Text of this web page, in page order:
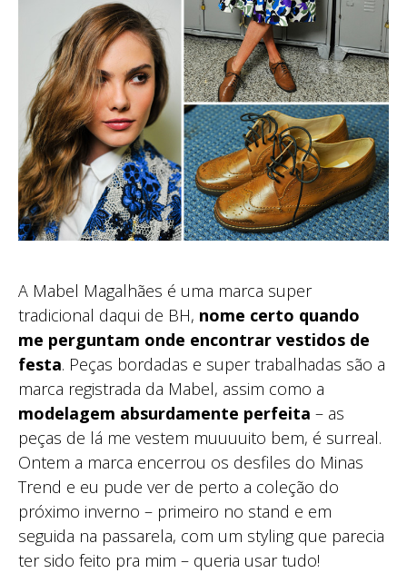
A Mabel Magalhães é uma marca super
tradicional daqui de BH, nome certo quando
me perguntam onde encontrar vestidos de
festa. Peças bordadas e super trabalhadas são a
marca registrada da Mabel, assim como a
modelagem absurdamente perfeita – as
peças de lá me vestem muuuuito bem, é surreal.
Ontem a marca encerrou os desfiles do Minas
Trend e eu pude ver de perto a coleção do
próximo inverno – primeiro no stand e em
seguida na passarela, com um styling que parecia
ter sido feito pra mim – queria usar tudo!